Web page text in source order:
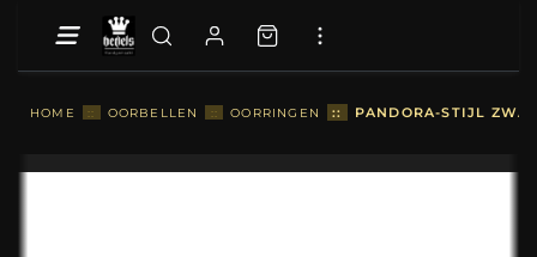
HOME :: OORBELLEN :: OORRINGEN :: PANDORA-STIJL